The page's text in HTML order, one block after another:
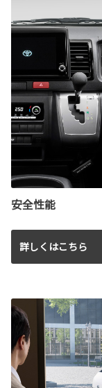
安全性能
詳しくはこちら